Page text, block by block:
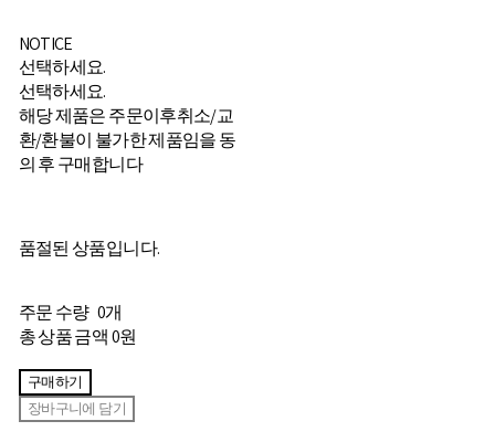
NOTICE
선택하세요.
선택하세요.
해당 제품은 주문이후취소/교
환/환불이 불가한 제품임을 동
의 후 구매합니다
품절된 상품입니다.
주문 수량 0개
총 상품 금액0원
구매하기
장바구니에 담기